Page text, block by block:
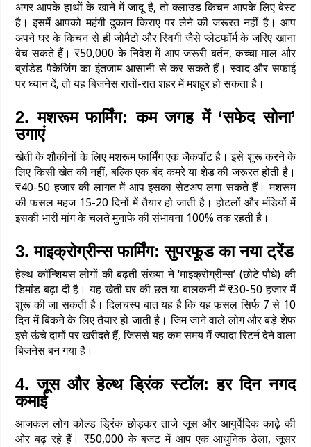
अगर आपके हाथों के खाने में जादू है, तो क्लाउड किचन आपके लिए बेस्ट
है। इसमें आपको महंगी दुकान किराए पर लेने की जरूरत नहीं है। आप
अपने घर के किचन से ही जोमैटो और स्विगी जैसे प्लेटफॉर्म के जरिए खाना
बेच सकते हैं। ₹50,000 के निवेश में आप जरूरी बर्तन, कच्चा माल और
ब्रांडेड पैकेजिंग का इंतजाम आसानी से कर सकते हैं। स्वाद और सफाई
पर ध्यान दें, तो यह बिजनेस रातों-रात शहर में मशहूर हो सकता है।
2. मशरूम फार्मिंग: कम जगह में ‘सफेद सोना’
उगाएं
खेती के शौकीनों के लिए मशरूम फार्मिंग एक जैकपॉट है। इसे शुरू करने के
लिए किसी खेत की नहीं, बल्कि एक बंद कमरे या शेड की जरूरत होती है।
₹40-50 हजार की लागत में आप इसका सेटअप लगा सकते हैं। मशरूम
की फसल महज 15-20 दिनों में तैयार हो जाती है। होटलों और मंडियों में
इसकी भारी मांग के चलते मुनाफे की संभावना 100% तक रहती है।
3. माइक्रोग्रीन्स फार्मिंग: सुपरफूड का नया ट्रेंड
हेल्थ कॉन्शियस लोगों की बढ़ती संख्या ने ‘माइक्रोग्रीन्स’ (छोटे पौधे) की
डिमांड बढ़ा दी है। यह खेती घर की छत या बालकनी में ₹30-50 हजार में
शुरू की जा सकती है। दिलचस्प बात यह है कि यह फसल सिर्फ 7 से 10
दिन में बिकने के लिए तैयार हो जाती है। जिम जाने वाले लोग और बड़े शेफ
इसे ऊंचे दामों पर खरीदते हैं, जिससे यह कम समय में ज्यादा रिटर्न देने वाला
बिजनेस बन गया है।
4. जूस और हेल्थ ड्रिंक स्टॉल: हर दिन नगद
कमाई
आजकल लोग कोल्ड ड्रिंक छोड़कर ताजे जूस और आयुर्वेदिक काढ़े की
ओर बढ़ रहे हैं। ₹50,000 के बजट में आप एक आधुनिक ठेला, जूसर